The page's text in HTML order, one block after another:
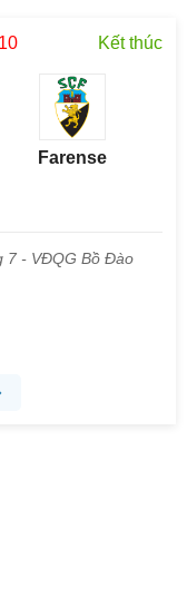
Kết thúc
Farense
7 - VĐQG Bồ Đào